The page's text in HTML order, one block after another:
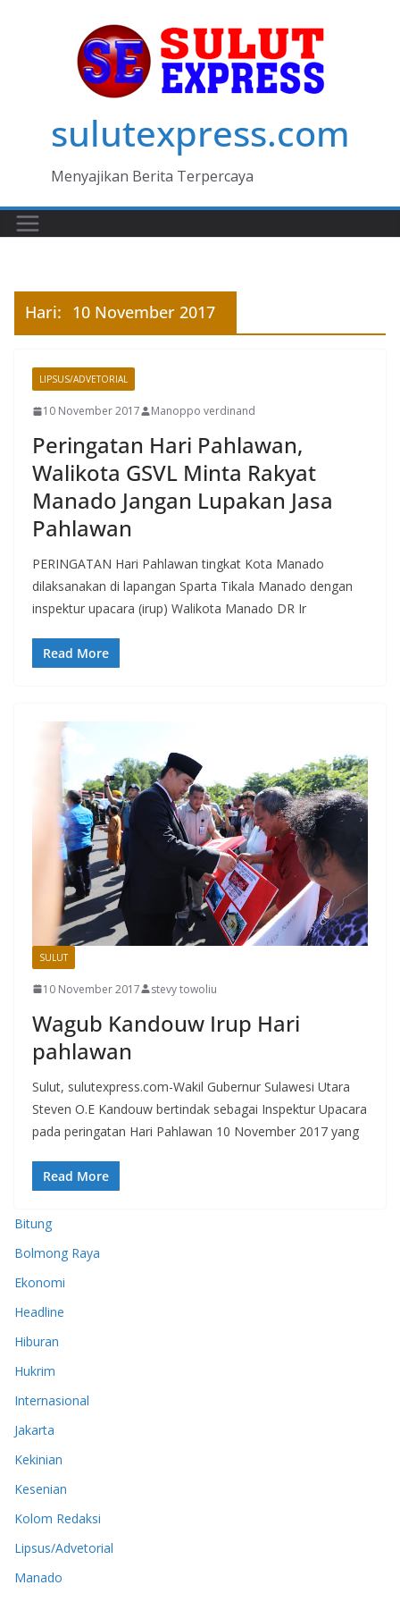
sulutexpress.com
Menyajikan Berita Terpercaya
Hari: 10 November 2017
LIPSUS/ADVETORIAL
10 November 2017 Manoppo verdinand
Peringatan Hari Pahlawan,
Walikota GSVL Minta Rakyat
Manado Jangan Lupakan Jasa
Pahlawan
PERINGATAN Hari Pahlawan tingkat Kota Manado
dilaksanakan di lapangan Sparta Tikala Manado dengan
inspektur upacara (irup) Walikota Manado DR Ir
Read More
SULUT
10 November 2017 stevy towoliu
Wagub Kandouw Irup Hari
pahlawan
Sulut, sulutexpress.com-Wakil Gubernur Sulawesi Utara
Steven O.E Kandouw bertindak sebagai Inspektur Upacara
pada peringatan Hari Pahlawan 10 November 2017 yang
Read More
Bitung
Bolmong Raya
Ekonomi
Headline
Hiburan
Hukrim
Internasional
Jakarta
Kekinian
Kesenian
Kolom Redaksi
Lipsus/Advetorial
Manado